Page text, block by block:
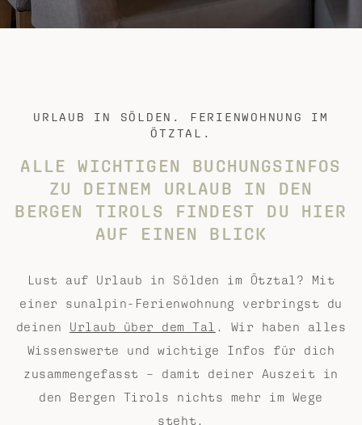
URLAUB IN SÖLDEN. FERIENWOHNUNG IM
ÖTZTAL.
ALLE WICHTIGEN BUCHUNGSINFOS
ZU DEINEM URLAUB IN DEN
BERGEN TIROLS
FINDEST DU HIER
AUF EINEN BLICK
Lust auf Urlaub in Sölden im Ötztal? Mit
einer sunalpin-Ferienwohnung verbringst du
deinen Urlaub über dem Tal . Wir haben alles
Wissenswerte und wichtige Infos für dich
zusammengefasst – damit deiner Auszeit in
den Bergen Tirols nichts mehr im Wege
steht.